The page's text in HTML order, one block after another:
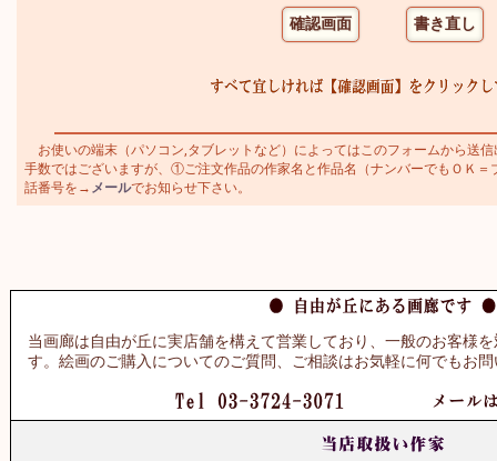
お使いの端末（パソコン,タブレットなど）によってはこのフォームから送
手数ではございますが、①ご注文作品の作家名と作品名（ナンバーでもＯＫ
話番号を→ メールでお知らせ下さい。
当画廊は自由が丘に実店舗を構えて営業しており、一般のお客様
す。絵画のご購入についてのご質問、ご相談はお気軽に何でもお